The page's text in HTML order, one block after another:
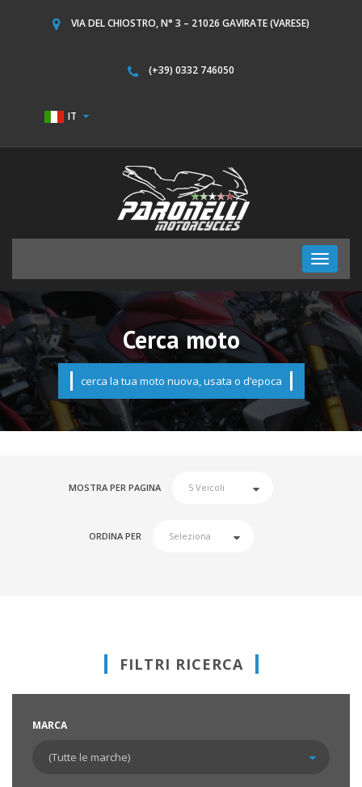
VIA DEL CHIOSTRO, N° 3 – 21026 GAVIRATE (VARESE)
(+39) 0332 746050
IT
Toggle
Cerca moto
cerca la tua moto nuova, usata o d’epoca
MOSTRA PER PAGINA
ORDINA PER
FILTRI RICERCA
MARCA